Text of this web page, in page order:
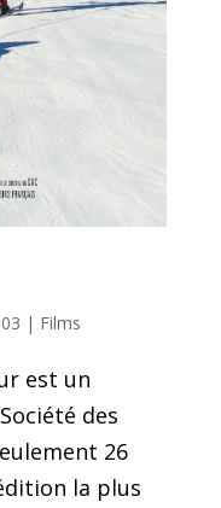
| Films
est un
des
26
la plus